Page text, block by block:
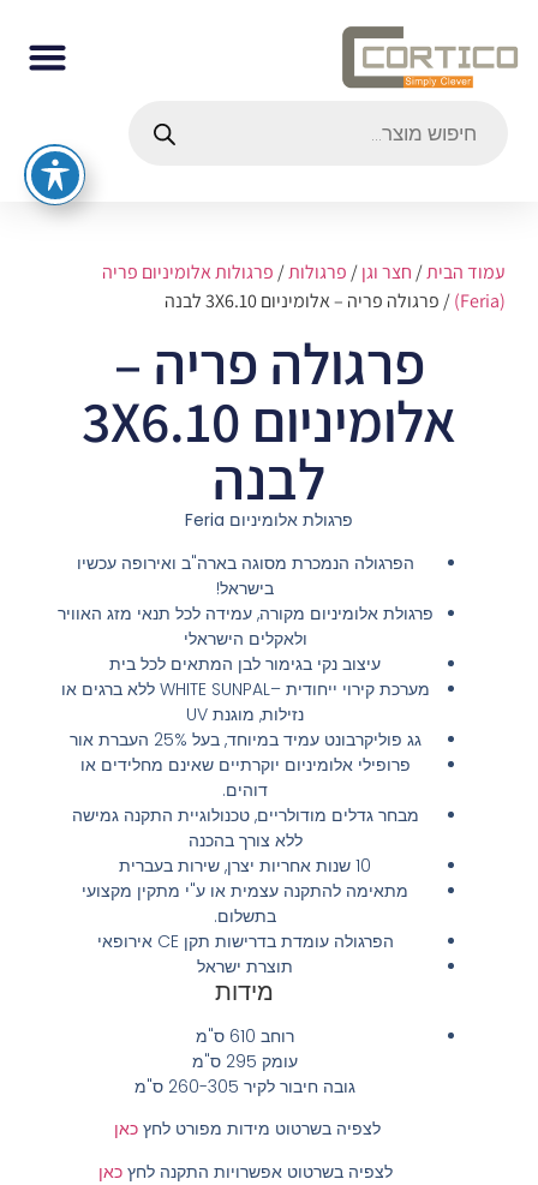
עמוד הבית/חצר וגן/פרגולות/פרגולות אלומיניום פריה
(Feria)
/ פרגולה פריה – אלומיניום 3X6.10 לבנה
פרגולה פריה –
אלומיניום 3X6.10
לבנה
פרגולת אלומיניום Feria
הפרגולה הנמכרת מסוגה בארה"ב ואירופה עכשיו
בישראל!
פרגולת אלומיניום מקורה, עמידה לכל תנאי מזג האוויר
ולאקלים הישראלי
עיצוב נקי בגימור לבן המתאים לכל בית
מערכת קירוי ייחודית –WHITE SUNPAL ללא ברגים או
נזילות, מוגנת UV
גג פוליקרבונט עמיד במיוחד, בעל 25% העברת אור
פרופילי אלומיניום יוקרתיים שאינם מחלידים או
דוהים.
מבחר גדלים מודולריים, טכנולוגיית התקנה גמישה
ללא צורך בהכנה
10 שנות אחריות יצרן, שירות בעברית
מתאימה להתקנה עצמית או ע"י מתקין מקצועי
בתשלום.
הפרגולה עומדת בדרישות תקן CE אירופאי
תוצרת ישראל
מידות
רוחב 610 ס"מ
עומק 295 ס"מ
גובה חיבור לקיר 260-305 ס"מ
לצפיה בשרטוט מידות מפורט לחץ כאן
לצפיה בשרטוט אפשרויות התקנה לחץכאן